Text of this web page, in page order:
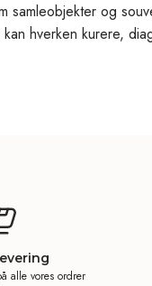
samleobjekter og
hverken kurere,
alle vores ordrer